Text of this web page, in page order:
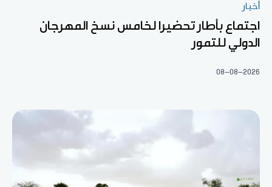
أخبار
اجتماع بأطار تحضيرا لخامس نسخ المهرجان
الدولي للتمور
08-08-2026